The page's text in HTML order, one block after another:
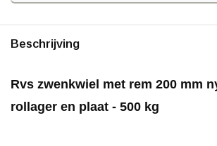
Beschrijving
Rvs zwenkwiel met rem 200 mm
rollager en plaat - 500 kg